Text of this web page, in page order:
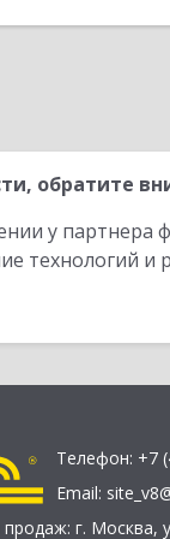
обратите
у партнера
технологий
Телефон: +7
Email:
г. Москва,